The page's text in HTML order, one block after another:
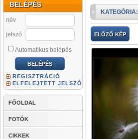
BELÉPÉS
név
jelszó
Automatikus belépés
REGISZTRÁCIÓ
ELFELEJTETT JELSZÓ
FŐOLDAL
FOTÓK
CIKKEK
KATEGÓRIA:
ELŐZŐ KÉP